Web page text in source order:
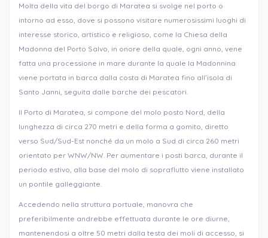
Molta della vita del borgo di Maratea si svolge nel porto o
intorno ad esso, dove si possono visitare numerosissimi luoghi di
interesse storico, artistico e religioso, come la Chiesa della
Madonna del Porto Salvo, in onore della quale, ogni anno, vene
fatta una processione in mare durante la quale la Madonnina
viene portata in barca dalla costa di Maratea fino all’isola di
Santo Janni, seguita dalle barche dei pescatori.
Il Porto di Maratea, si compone del molo posto Nord, della
lunghezza di circa 270 metri e della forma a gomito, diretto
verso Sud/Sud-Est nonché da un molo a Sud di circa 260 metri
orientato per WNW/NW. Per aumentare i posti barca, durante il
periodo estivo, alla base del molo di sopraflutto viene installato
un pontile galleggiante.
Accedendo nella struttura portuale, manovra che
preferibilmente andrebbe effettuata durante le ore diurne,
mantenendosi a oltre 50 metri dalla testa dei moli di accesso, si